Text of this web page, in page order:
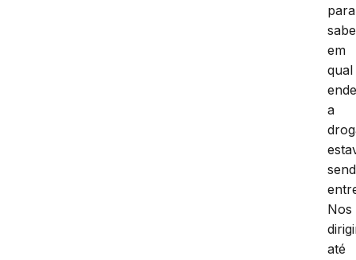
para
em
qual
a
Nos
até